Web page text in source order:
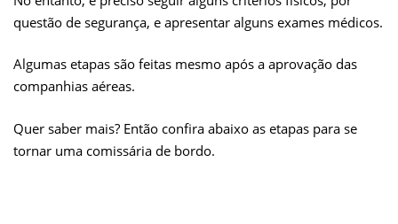
questão de segurança, e apresentar alguns exames médicos.
Algumas etapas são feitas mesmo após a aprovação das
companhias aéreas.
Quer saber mais? Então confira abaixo as etapas para se
tornar uma comissária de bordo.